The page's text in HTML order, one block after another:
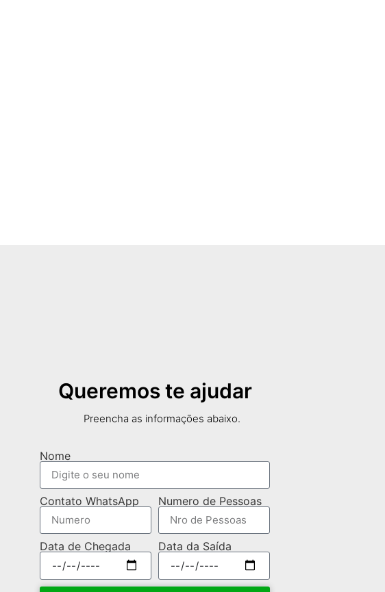
Queremos te ajudar
Preencha as informações abaixo.
Nome
Contato WhatsApp Numero de Pessoas
Data de Chegada Data da Saída